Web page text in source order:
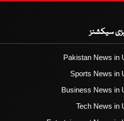
سیکشنز
Pakistan News in
Sports News in
Business News in
Tech News in